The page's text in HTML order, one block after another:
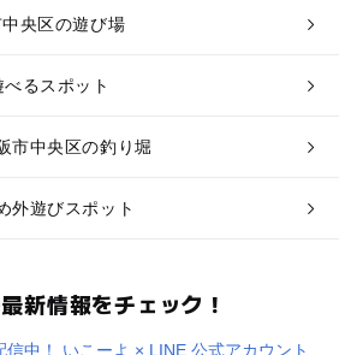
央区の遊び場
るスポット
市中央区の釣り堀
外遊びスポット
新情報をチェック！